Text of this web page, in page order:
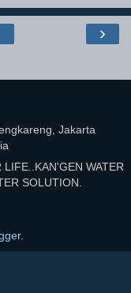
›
Jakarta
WATER
SOLUTION.
.